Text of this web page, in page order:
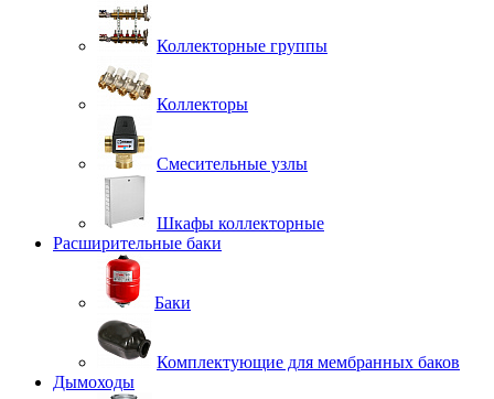
Коллекторные группы
Коллекторы
Смесительные узлы
Шкафы коллекторные
Расширительные баки
Баки
Комплектующие для мембранных баков
Дымоходы